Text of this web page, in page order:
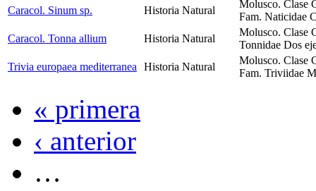
Caracol. Sinum sp. Historia Natural
Molusco. Clase
Fam. Naticidae
Caracol. Tonna allium
Historia Natural
Molusco. Clase
Tonnidae Dos
Trivia europaea mediterranea
Historia Natural
Molusco. Clase
Fam. Triviidae
« primera
‹ anterior
…